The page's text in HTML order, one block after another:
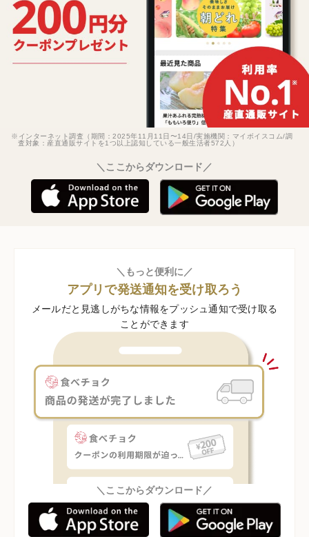
※インターネット調査（期間：2025年11月11日〜14日/実施機関：マイボイスコム/調
査対象：産直通販サイトを1つ以上認知している一般生活者572人）
＼ここからダウンロード／
＼もっと便利に／
アプリで発送通知を受け取ろう
メールだと見逃しがちな情報をプッシュ通知で受け取る
ことができます
＼ここからダウンロード／